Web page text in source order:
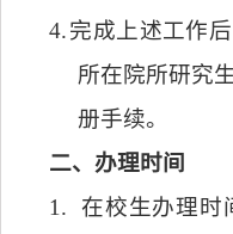
4.完成上述工作
所在院所研究
册手续。
二、办理时间
1. 在校生办理时